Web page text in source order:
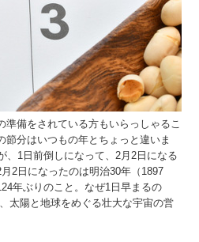
準備をされている方もいらっしゃるこ
節分はいつもの年とちょっと違いま
、1日前倒しになって、2月2日になる
2日になったのは明治30年（1897
年ぶりのこと。なぜ1日早まるの
太陽と地球をめぐる壮大な宇宙の営